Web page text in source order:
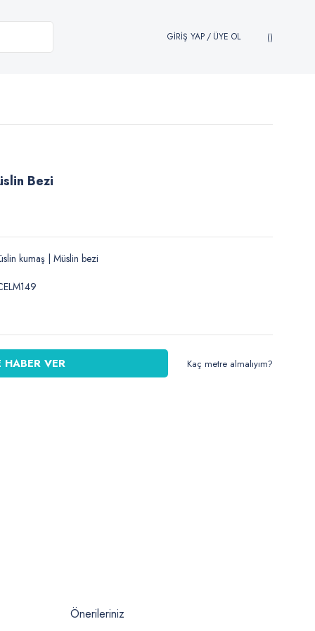
GİRİŞ YAP/ ÜYE OL
Bezi
kumaş | Müslin bezi
HABER VER Kaç metre almalıyım?
Önerileriniz